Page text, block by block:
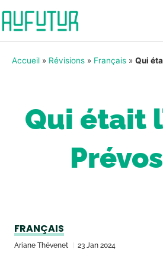
Accueil » Révisions » Français » Qui
Qui était
FRANÇAIS
Ariane Thévenet 23 Jan 2024